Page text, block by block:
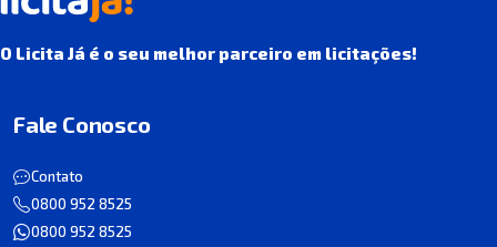
O Licita Já é o seu melhor parceiro em licitações!
Fale Conosco
Contato
0800 952 8525
0800 952 8525